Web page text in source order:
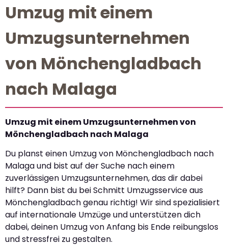
Umzug mit einem
Umzugsunternehmen
von Mönchengladbach
nach Malaga
Umzug mit einem Umzugsunternehmen von
Mönchengladbach nach Malaga
Du planst einen Umzug von Mönchengladbach nach
Malaga und bist auf der Suche nach einem
zuverlässigen Umzugsunternehmen, das dir dabei
hilft? Dann bist du bei Schmitt Umzugsservice aus
Mönchengladbach genau richtig! Wir sind spezialisiert
auf internationale Umzüge und unterstützen dich
dabei, deinen Umzug von Anfang bis Ende reibungslos
und stressfrei zu gestalten.